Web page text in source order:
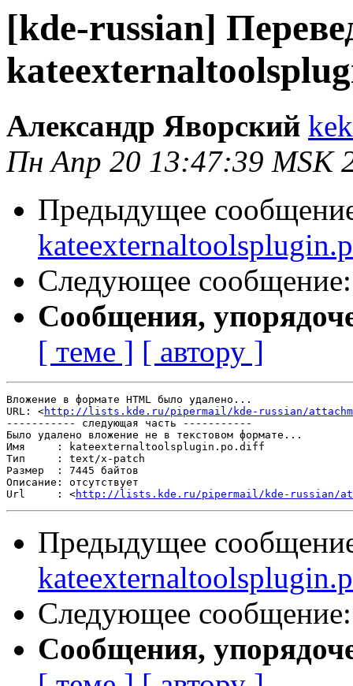
[kde-russian]
Александр Яворский
Пн Апр 20 13:47:39 MSK
Предыдущее
Следующее
Сообщения,
[ теме ] [ автору ]
Вложение в формате HTML было удалено...
URL: <http://lists.kde.ru/pipermail/kde-russian/
----------- следующая часть -----------
Было удалено вложение не в текстовом формате...
Имя     : kateexternaltoolsplugin.po.diff
Тип     : text/x-patch
Размер  : 7445 байтов
Описание: отсутствует
Url     : <http://lists.kde.ru/pipermail/kde-russian/
Предыдущее
Следующее
Сообщения,